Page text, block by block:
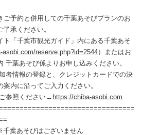
予約と併用しての千葉あそびプランのお
承ください。
ト「千葉市観光ガイド」内にある千葉あそ
asobi.com/reserve.php?id=2544）またはお
千葉あそび係よりお申し込みください。
者情報の登録と、クレジットカードでの決
内に沿ってご入力ください。
参照ください→ https://chiba-asobi.com
千葉あそびはございません